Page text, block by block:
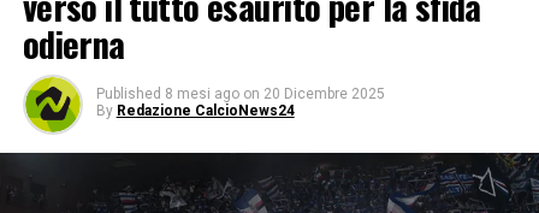
odierna
Published 8 mesi ago on 20 Dicembre 2025
By Redazione CalcioNews24